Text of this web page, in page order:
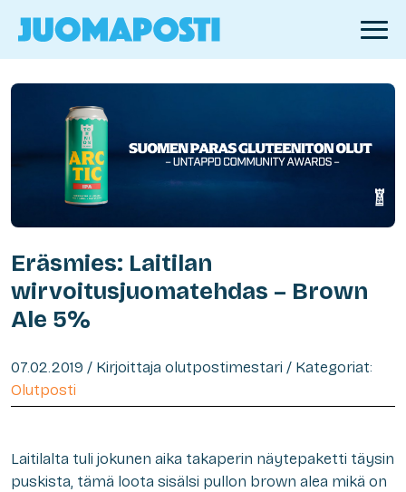
Eräsmies: Laitilan
wirvoitusjuomatehdas – Brown
Ale 5%
07.02.2019 / Kirjoittaja olutpostimestari / Kategoriat:
Olutposti
Laitilalta tuli jokunen aika takaperin näytepaketti täysin
puskista, tämä loota sisälsi pullon brown alea mikä on